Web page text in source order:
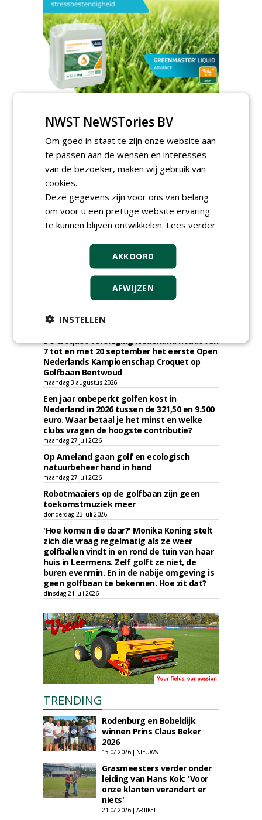
TENDERS
Sportbedrijf Rotterdam gunt semi
organische meststoffen aan Van Iperen.
zondag 17 mei 2026
Gemeente Gooise Meren gunt Golfbaan
Naarderbos aan Hollandsche Golfbaan
Exploitatiemaatschappij.
vrijdag 6 maart 2026
KNIPSELS
De Croquet Vereniging Nederland houdt van
7 tot en met 20 september het eerste Open
Nederlands Kampioenschap Croquet op
Golfbaan Bentwoud
maandag 3 augustus 2026
Een jaar onbeperkt golfen kost in
Nederland in 2026 tussen de 321,50 en 9.500
euro. Waar betaal je het minst en welke
clubs vragen de hoogste contributie?
maandag 27 juli 2026
Op Ameland gaan golf en ecologisch
natuurbeheer hand in hand
maandag 27 juli 2026
Robotmaaiers op de golfbaan zijn geen
toekomstmuziek meer
donderdag 23 juli 2026
'Hoe komen die daar?' Monika Koning stelt
zich die vraag regelmatig als ze weer
golfballen vindt in en rond de tuin van haar
huis in Leermens. Zelf golft ze niet, de
buren evenmin. En in de nabije omgeving is
geen golfbaan te bekennen. Hoe zit dat?
dinsdag 21 juli 2026
TRENDING
Rodenburg en Bobeldijk
winnen Prins Claus Beker
2026
15-07-2026 | NIEUWS
Grasmeesters verder onder
leiding van Hans Kok: 'Voor
onze klanten verandert er
niets'
21-07-2026 | ARTIKEL
NWST NeWSTories BV
Om goed in staat te zijn onze website aan
te passen aan de wensen en interesses
van de bezoeker, maken wij gebruik van
cookies.
Deze gegevens zijn voor ons van belang
om voor u een prettige website ervaring
te kunnen blijven ontwikkelen. Lees verder
AKKOORD
AFWIJZEN
INSTELLEN